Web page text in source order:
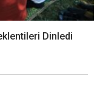
Dinledi